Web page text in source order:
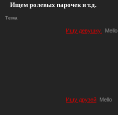
Ищем ролевых парочек и т.д.
Тема
Ищу девушку. Mello
Ищу друзей Mello